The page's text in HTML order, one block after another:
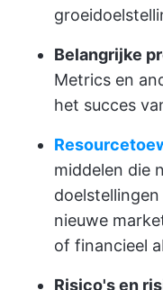
Belangrijke
Metrics en
het succes
middelen die
nieuwe
of financieel
Risico's en